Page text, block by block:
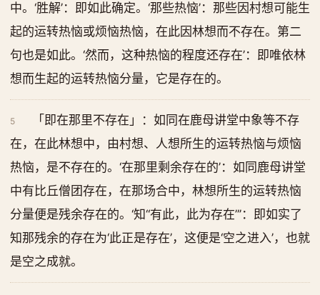
中。‘胜解’：即如此确定。‘那些热恼’：那些因村想可能生
起的运转热恼或烦恼热恼，在此因林想而不存在。第二
句也是如此。‘然而，这种热恼的程度还存在’：即唯依林
想而生起的运转热恼分量，它是存在的。
5
「即在那里不存在」：如同在鹿母讲堂中象等不存
在，在此林想中，由村想、人想所生的运转热恼与烦恼
热恼，是不存在的。‘在那里剩余存在的’：如同鹿母讲堂
中有比丘僧团存在，在那场合中，林想所生的运转热恼
分量便是残余存在的。‘知“有此，此为存在”’：即如实了
知那残余的存在为‘此正是存在’，这便是‘空之进入’，也就
是空之成就。